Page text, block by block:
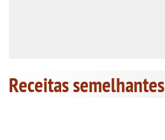
Receitas semelhantes